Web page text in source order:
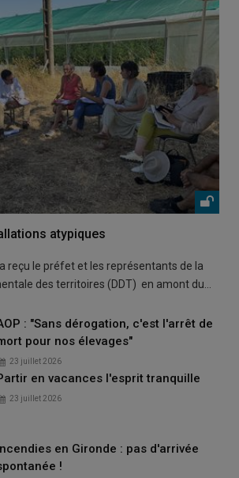
atypiques
reçu le préfet et les représentants de la
des territoires (DDT) en amont du…
: "Sans dérogation, c'est l'arrêt de
pour nos élevages"
23 juillet 2026
en vacances l'esprit tranquille
23 juillet 2026
en Gironde : pas d'arrivée
!